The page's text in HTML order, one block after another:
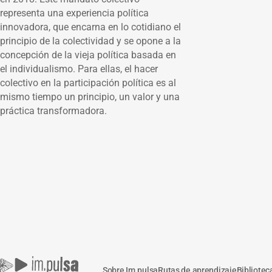
representa una experiencia política
innovadora, que encarna en lo cotidiano el
principio de la colectividad y se opone a la
concepción de la vieja política basada en
el individualismo. Para ellas, el hacer
colectivo en la participación política es al
mismo tiempo un principio, un valor y una
práctica transformadora.